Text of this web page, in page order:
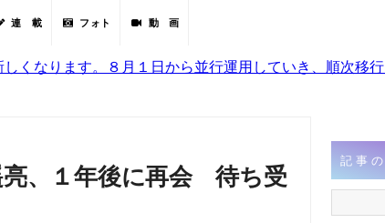
連 載 フォト 動 画
くなります。８月１日から並行運用していき、順次移行
亮、１年後に再会 待ち受
記事